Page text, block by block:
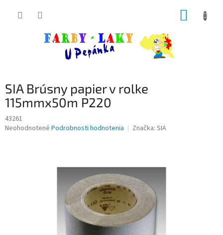
SIA Brúsny papier v rolke
115mmx50m P220
43261
Priemerné
Neohodnotené Podrobnosti hodnotenia Značka: SIA